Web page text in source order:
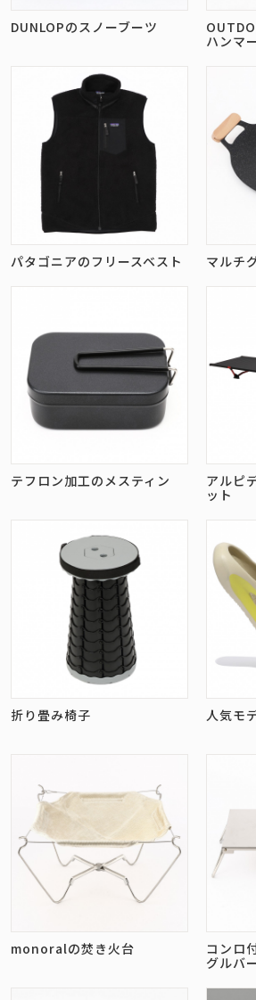
DUNLOPのスノーブーツ
ハンマ
パタゴニアのフリースベスト マルチ
テフロン加工のメスティン
アルピ
ット
折り畳み椅子 人気モ
monoralの焚き火台
コンロ
グルバ